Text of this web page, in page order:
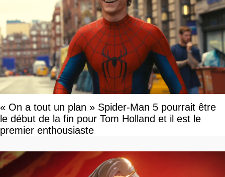
« On a tout un plan » Spider-Man 5 pourrait être
le début de la fin pour Tom Holland et il est le
premier enthousiaste